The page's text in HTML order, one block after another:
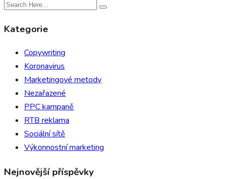
Kategorie
Copywriting
Koronavirus
Marketingové metody
Nezařazené
PPC kampaně
RTB reklama
Sociální sítě
Výkonnostní marketing
Nejnovější příspěvky